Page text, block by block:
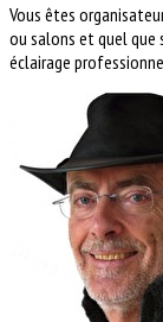
Vous êtes
ou salons et quel que
éclairage